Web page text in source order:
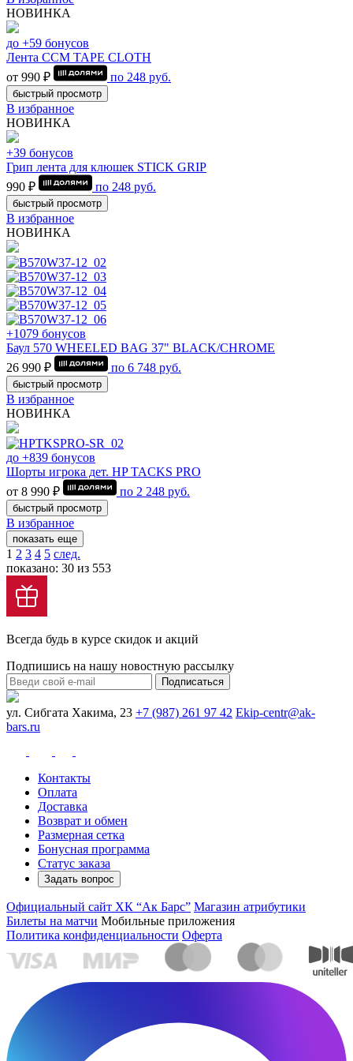
НОВИНКА
до +59 бонусов
Лента CCM TAPE CLOTH
от 990 ₽
по 248 руб.
быстрый просмотр
В избранное
НОВИНКА
+39 бонусов
Грип лента для клюшек STICK GRIP
990 ₽
по 248 руб.
быстрый просмотр
В избранное
НОВИНКА
+1079 бонусов
Баул 570 WHEELED BAG 37" BLACK/CHROME
26 990 ₽
по 6 748 руб.
быстрый просмотр
В избранное
НОВИНКА
до +839 бонусов
Шорты игрока дет. HP TACKS PRO
от 8 990 ₽
по 2 248 руб.
быстрый просмотр
В избранное
показать еще
1 2 3 4 5 след.
показано: 30 из 553
Всегда будь в курсе скидок и акций
Подпишись на нашу новостную рассылку
Подписаться
ул. Сибгата Хакима, 23 +7 (987) 261 97 42 Ekip-centr@ak-
bars.ru
Контакты
Оплата
Доставка
Возврат и обмен
Размерная сетка
Бонусная программа
Статус заказа
Задать вопрос
Официальный сайт ХК “Ак Барс” Магазин атрибутики
Билеты на матчи Мобильные приложения
Политика конфиденциальности Оферта